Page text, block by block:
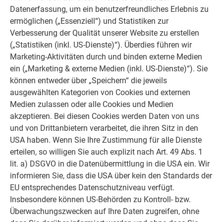
Datenerfassung, um ein benutzerfreundliches Erlebnis zu
ermöglichen („Essenziell“) und Statistiken zur
Verbesserung der Qualität unserer Website zu erstellen
(„Statistiken (inkl. US-Dienste)“). Überdies führen wir
Marketing-Aktivitäten durch und binden externe Medien
ein („Marketing & externe Medien (inkl. US-Dienste)“). Sie
können entweder über „Speichern“ die jeweils
ausgewählten Kategorien von Cookies und externen
Medien zulassen oder alle Cookies und Medien
akzeptieren. Bei diesen Cookies werden Daten von uns
und von Drittanbietern verarbeitet, die ihren Sitz in den
USA haben. Wenn Sie Ihre Zustimmung für alle Dienste
erteilen, so willigen Sie auch explizit nach Art. 49 Abs. 1
lit. a) DSGVO in die Datenübermittlung in die USA ein. Wir
informieren Sie, dass die USA über kein den Standards der
EU entsprechendes Datenschutzniveau verfügt.
Insbesondere können US-Behörden zu Kontroll- bzw.
Überwachungszwecken auf Ihre Daten zugreifen, ohne
einschieben (Bild 2).
Befestigen Sie die Dachschindel DS.19 nur an der
ausgestanzten, mit „H“ gekennzeichneten Einkerbung
mit einem Patenthaft und einem mitgelieferten
Rillennagel 2,8/25 (siehe Abbildung im Kapitel
Deckrichtung und Befestigung).
An den schräg nach unten laufenden Fälzen dürfen
keine Hafte gesetzt werden (Gefahr einer
Kapillarwirkung).
Die Markierung am unteren Schindelumschlag
kennzeichnet die Lage des schräg nach unten
laufenden Falzes der darauffolgenden Dachschindel
DS.19 (Bild 3).
Die beiden Markierungen am schrägen Falz der
Dachschindel DS.19 markieren das untere bzw. obere
Ende der Sicke am oberen Schindelumschlag der
darunterliegenden Dachschindel DS.19 (Bild 3).
Halten Sie alle Markierungen genau ein.